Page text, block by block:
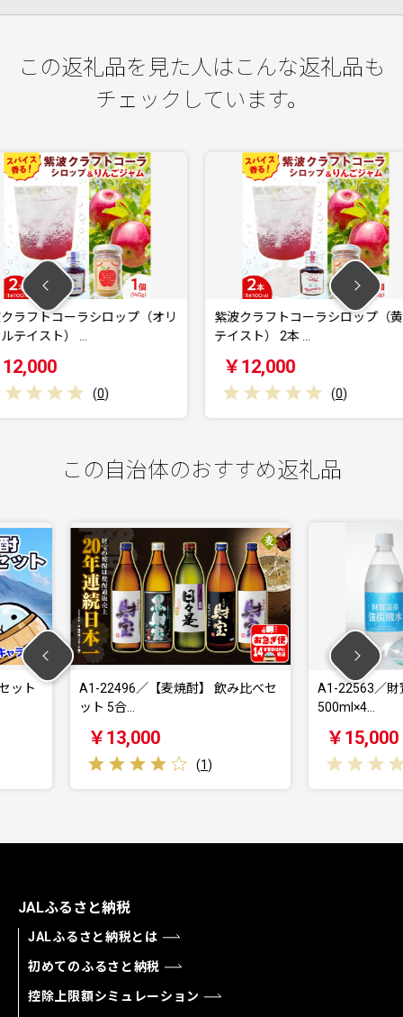
この返礼品を見た人はこんな返礼品も
チェックしています。
ップ（オリ
)
紫波クラフトコーラシロップ（黄昏
(0)
紫波ク
この自治体のおすすめ返礼品
焼酎】 飲み比べセ
A1-22563／財寶温泉強炭酸水
JALふるさと納税
JALふるさと納税とは
初めてのふるさと納税
控除上限額シミュレーション